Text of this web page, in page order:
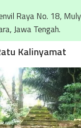
Raya No. 18,
Jawa Tengah.
Kalinyamat